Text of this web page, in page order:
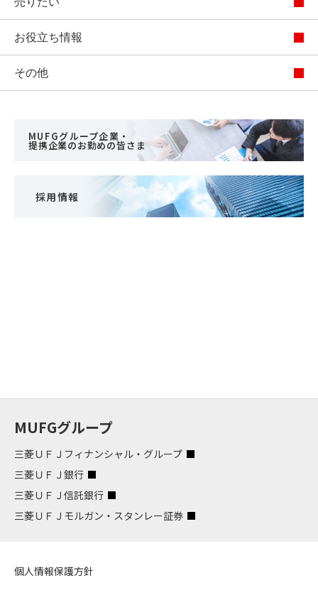
お役立ち情報
その他
MUFGグループ企業・
提携企業のお勤めの皆さま
採用情報
MUFGグループ
三菱ＵＦＪフィナンシャル・グループ
三菱ＵＦＪ銀行
三菱ＵＦＪ信託銀行
三菱ＵＦＪモルガン・スタンレー証券
個人情報保護方針